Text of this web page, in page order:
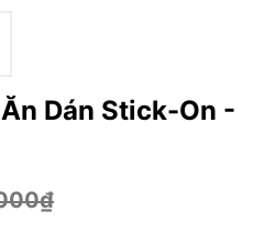
Dán Stick-On -